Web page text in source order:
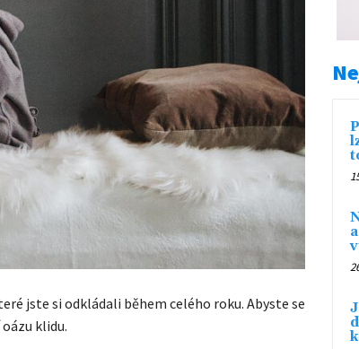
jste si odkládali během celého roku. Abyste se
klidu.